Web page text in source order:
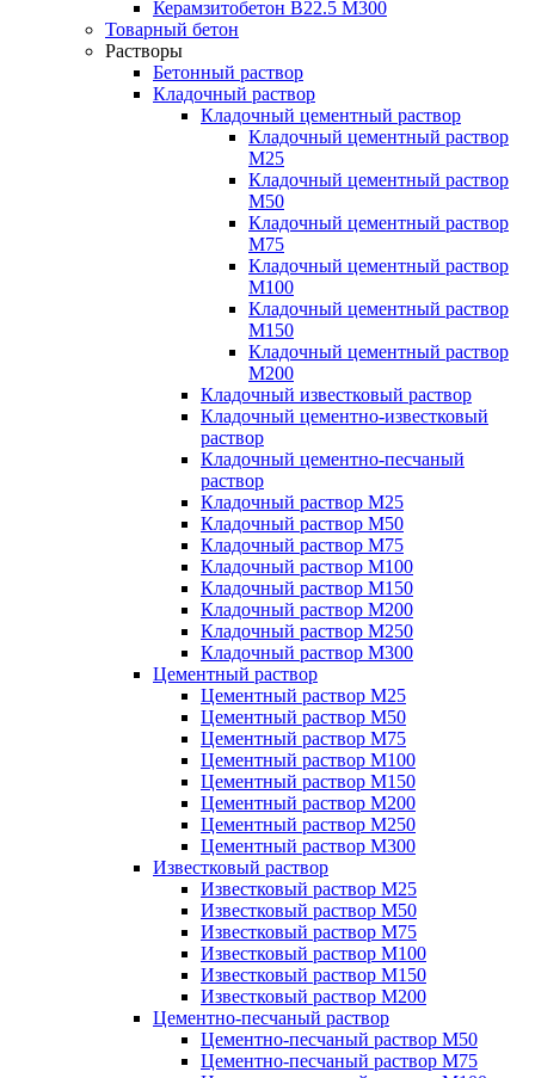
Керамзитобетон В22.5 М300
Товарный бетон
Растворы
Бетонный раствор
Кладочный раствор
Кладочный цементный раствор
Кладочный цементный раствор
М25
Кладочный цементный раствор
М50
Кладочный цементный раствор
М75
Кладочный цементный раствор
М100
Кладочный цементный раствор
М150
Кладочный цементный раствор
М200
Кладочный известковый раствор
Кладочный цементно-известковый
раствор
Кладочный цементно-песчаный
раствор
Кладочный раствор М25
Кладочный раствор М50
Кладочный раствор М75
Кладочный раствор М100
Кладочный раствор М150
Кладочный раствор М200
Кладочный раствор М250
Кладочный раствор М300
Цементный раствор
Цементный раствор М25
Цементный раствор М50
Цементный раствор М75
Цементный раствор М100
Цементный раствор М150
Цементный раствор М200
Цементный раствор М250
Цементный раствор М300
Известковый раствор
Известковый раствор М25
Известковый раствор М50
Известковый раствор М75
Известковый раствор М100
Известковый раствор М150
Известковый раствор М200
Цементно-песчаный раствор
Цементно-песчаный раствор М50
Цементно-песчаный раствор М75